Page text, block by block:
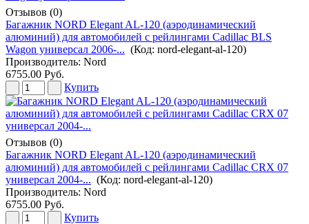
Отзывов (0)
Багажник NORD Elegant AL-120 (аэродинамический
алюминий) для автомобилей с рейлингами Cadillac BLS
Wagon универсал 2006-... (Код: nord-elegant-al-120)
Производитель: Nord
6755.00 Руб.
Купить
Отзывов (0)
Багажник NORD Elegant AL-120 (аэродинамический
алюминий) для автомобилей с рейлингами Cadillac CRX 07
универсал 2004-... (Код: nord-elegant-al-120)
Производитель: Nord
6755.00 Руб.
Купить